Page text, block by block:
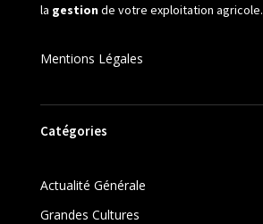
la gestionde votre exploitation agricole.
Mentions Légales
Catégories
Actualité Générale
Grandes Cultures